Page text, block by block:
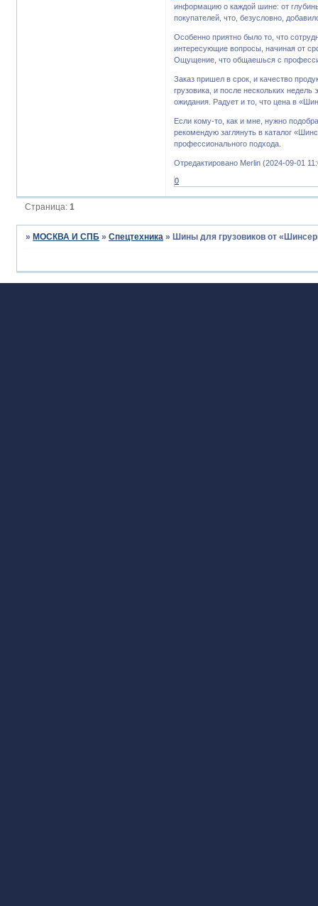
информацию о каждой шине: от
покупателей, что, безусловно,
Особенно приятно было то, что
интересующие вопросы, начиная от
Ощущение, что общаешься с
Заказ пришел в срок, и качество
грузовика, и после нескольких недель
ожидания. Радует и то, что цена в
Если кому-то, как и мне, нужно
рекомендую заглянуть в каталог
профессионального подхода.
Отредактировано Merlin (2024-09-01
0
Страница:1
» МОСКВА И СПБ »Спецтехника » Шины для грузовиков от